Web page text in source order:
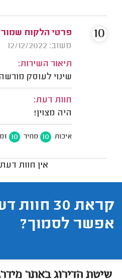
פרטי הלקוח
משוב: 12/12/2022
תיאור השירות:
שינוי לעוסק
חוות דעת:
היה מצוין!
איכות 10 מחיר 10
10
אין חוות
קראת 30
אפשר לסמוך?
שיטת הדירוג באתר